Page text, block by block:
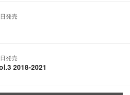
発売
発売
2018-2021